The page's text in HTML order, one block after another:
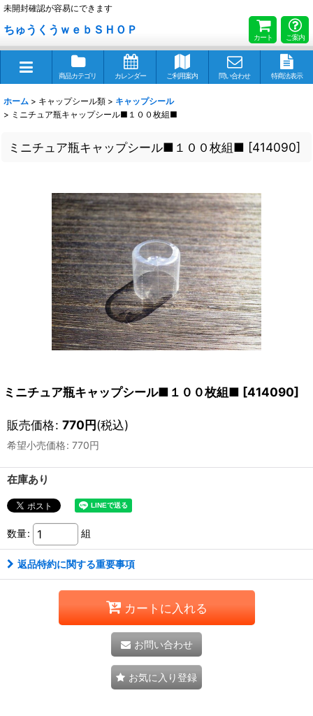
未開封確認が容易にできます
ちゅうくうｗｅｂＳＨＯＰ
カート ご案内
商品カテゴリ カレンダー ご利用案内 問い合わせ 特商法表示
ホーム > キャップシール類 > キャップシール
> ミニチュア瓶キャップシール■１００枚組■
ミニチュア瓶キャップシール■１００枚組■ [414090]
ミニチュア瓶キャップシール■１００枚組■ [414090]
販売価格: 770円(税込)
希望小売価格: 770円
在庫あり
数量: 組
返品特約に関する重要事項
カートに入れる
お問い合わせ
お気に入り登録